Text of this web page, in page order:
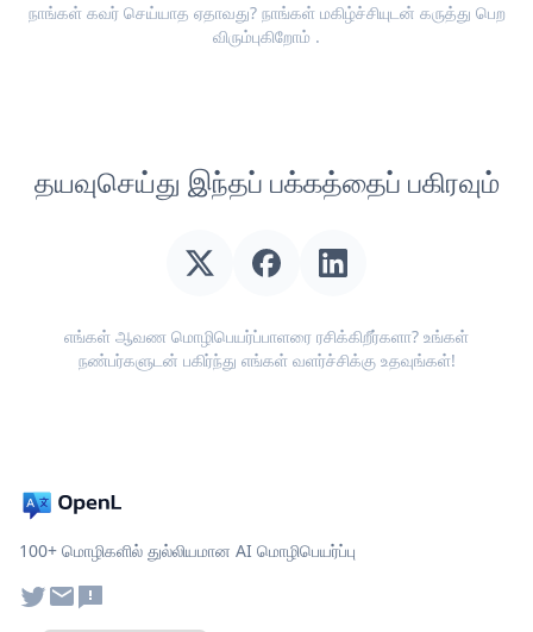
நாங்கள் கவர் செய்யாத ஏதாவது? நாங்கள் மகிழ்ச்சியுடன் கருத்து பெற
விரும்புகிறோம் .
தயவுசெய்து இந்தப் பக்கத்தைப் பகிரவும்
எங்கள் ஆவண மொழிபெயர்ப்பாளரை ரசிக்கிறீர்களா? உங்கள்
நண்பர்களுடன் பகிர்ந்து எங்கள் வளர்ச்சிக்கு உதவுங்கள்!
100+ மொழிகளில் துல்லியமான AI மொழிபெயர்ப்பு